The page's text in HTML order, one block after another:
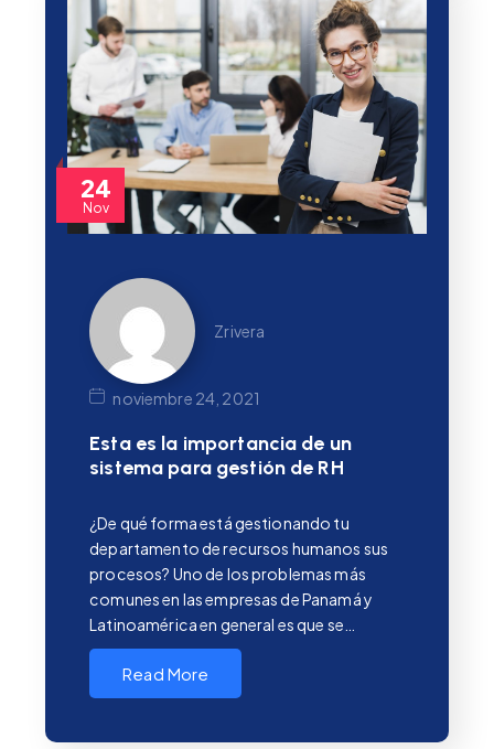
24
Nov
Zrivera
noviembre 24, 2021
Esta es la importancia de un
sistema para gestión de RH
¿De qué forma está gestionando tu
departamento de recursos humanos sus
procesos? Uno de los problemas más
comunes en las empresas de Panamá y
Latinoamérica en general es que se…
Read More